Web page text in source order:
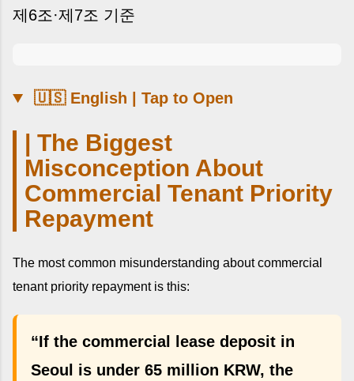
제6조·제7조 기준
🇺🇸 English | Tap to Open
| The Biggest
Misconception About
Commercial Tenant Priority
Repayment
The most common misunderstanding about commercial
tenant priority repayment is this:
“If the commercial lease deposit in
Seoul is under 65 million KRW, the